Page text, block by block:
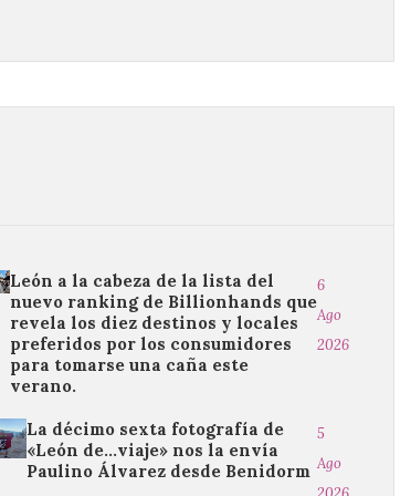
León a la cabeza de la lista del
nuevo ranking de Billionhands que
revela los diez destinos y locales
preferidos por los consumidores
para tomarse una caña este
verano.
6
Ago
2026
La décimo sexta fotografía de
«León de…viaje» nos la envía
Paulino Álvarez desde Benidorm
5
Ago